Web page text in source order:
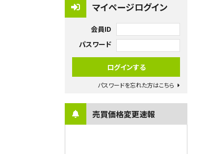
マイページログイン
会員ID
パスワード
パスワードを忘れた方はこちら
売買価格変更速報